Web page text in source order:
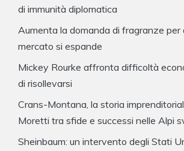
di immunità diplomatica
Aumenta la domanda di fragranze per
mercato si espande
Mickey Rourke affronta difficoltà
di risollevarsi
Crans-Montana, la storia
Moretti tra sfide e successi nelle Alpi
Sheinbaum: un intervento degli Stati